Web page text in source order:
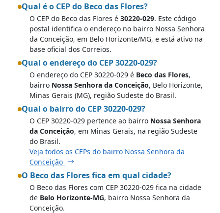
Qual é o CEP do Beco das Flores?
O CEP do Beco das Flores é 30220-029. Este código
postal identifica o endereço no bairro Nossa Senhora
da Conceição, em Belo Horizonte/MG, e está ativo na
base oficial dos Correios.
Qual o endereço do CEP 30220-029?
O endereço do CEP 30220-029 é Beco das Flores,
bairro Nossa Senhora da Conceição, Belo Horizonte,
Minas Gerais (MG), região Sudeste do Brasil.
Qual o bairro do CEP 30220-029?
O CEP 30220-029 pertence ao bairro Nossa Senhora
da Conceição, em Minas Gerais, na região Sudeste
do Brasil.
Veja todos os CEPs do bairro Nossa Senhora da
Conceição
O Beco das Flores fica em qual cidade?
O Beco das Flores com CEP 30220-029 fica na cidade
de Belo Horizonte-MG, bairro Nossa Senhora da
Conceição.